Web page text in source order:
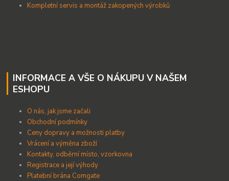
Kompletní servis a montáž zakopených výrobků
INFORMACE A VŠE O NÁKUPU V NAŠEM
ESHOPU
O nás, jak jsme začali
Obchodní podmínky
Ceny dopravy a možnosti platby
Vrácení a výměna zboží
Kontakty, odběrní místo, vzorkovna
Registrace a její výhody
Platební brána Comgate